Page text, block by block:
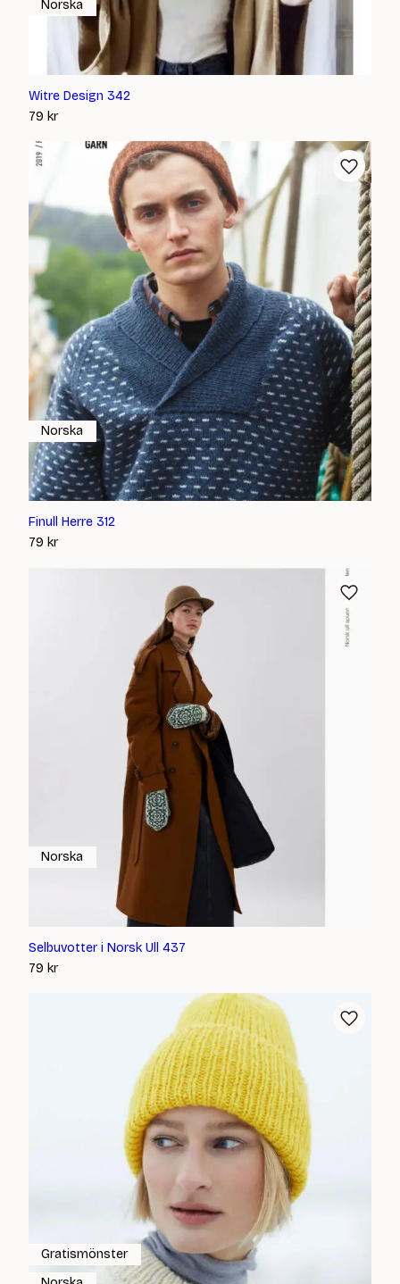
Witre Design 342
79 kr
Norska
Finull Herre 312
79 kr
Norska
Selbuvotter i Norsk Ull 437
79 kr
Norska
Gratismönster